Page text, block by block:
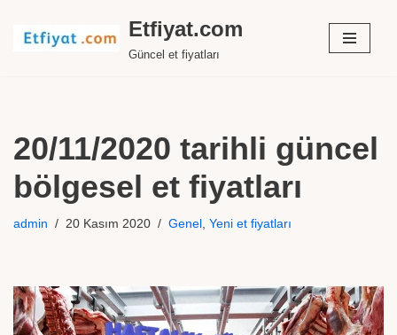
İçeriğe
Etfiyat.com
Güncel et fiyatları
20/11/2020 tarihli güncel
bölgesel et fiyatları
admin 20 Kasım 2020 Genel , Yeni et fiyatları